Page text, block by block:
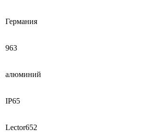
Германия
963
алюминий
IP65
Lector652